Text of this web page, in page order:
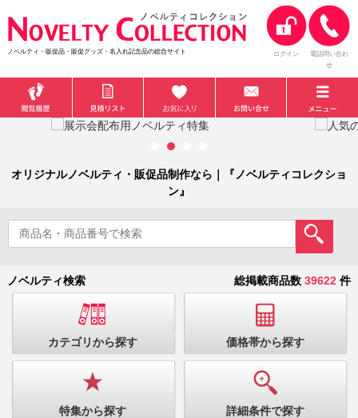
ノベルティ・販促品・販促グッズ・名入れ記念品の総合サイト ログイン
電話問い合わ
せ
オリジナルノベルティ・販促品制作なら｜『ノベルティコレクショ
ン』
ノベルティ検索 総掲載商品数39622件
カテゴリから探す 価格帯から探す
特集から探す 詳細条件で探す